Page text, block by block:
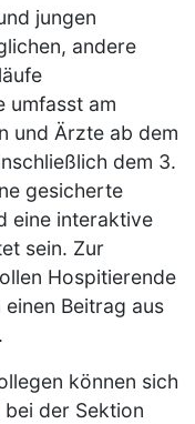
jungen
andere
umfasst am
und Ärzte ab dem
dem 3.
gesicherte
eine interaktive
sein. Zur
Hospitierende
Beitrag aus
können sich
bei der Sektion